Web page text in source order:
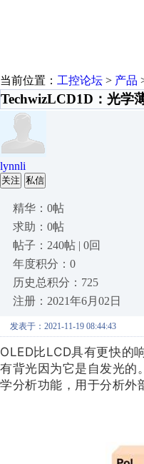
当前位置： 工控论坛 > 产品
TechwizLCD1D：光学
lynnli
关注 私信
精华：0帖
求助：0帖
帖子：240帖 | 0回
年度积分：0
历史总积分：725
注册：2021年6月02日
发表于：2021-11-19 08:44:43
OLED比LCD具有更快的
有背光因为它是自发光的
学分析功能，用于分析外